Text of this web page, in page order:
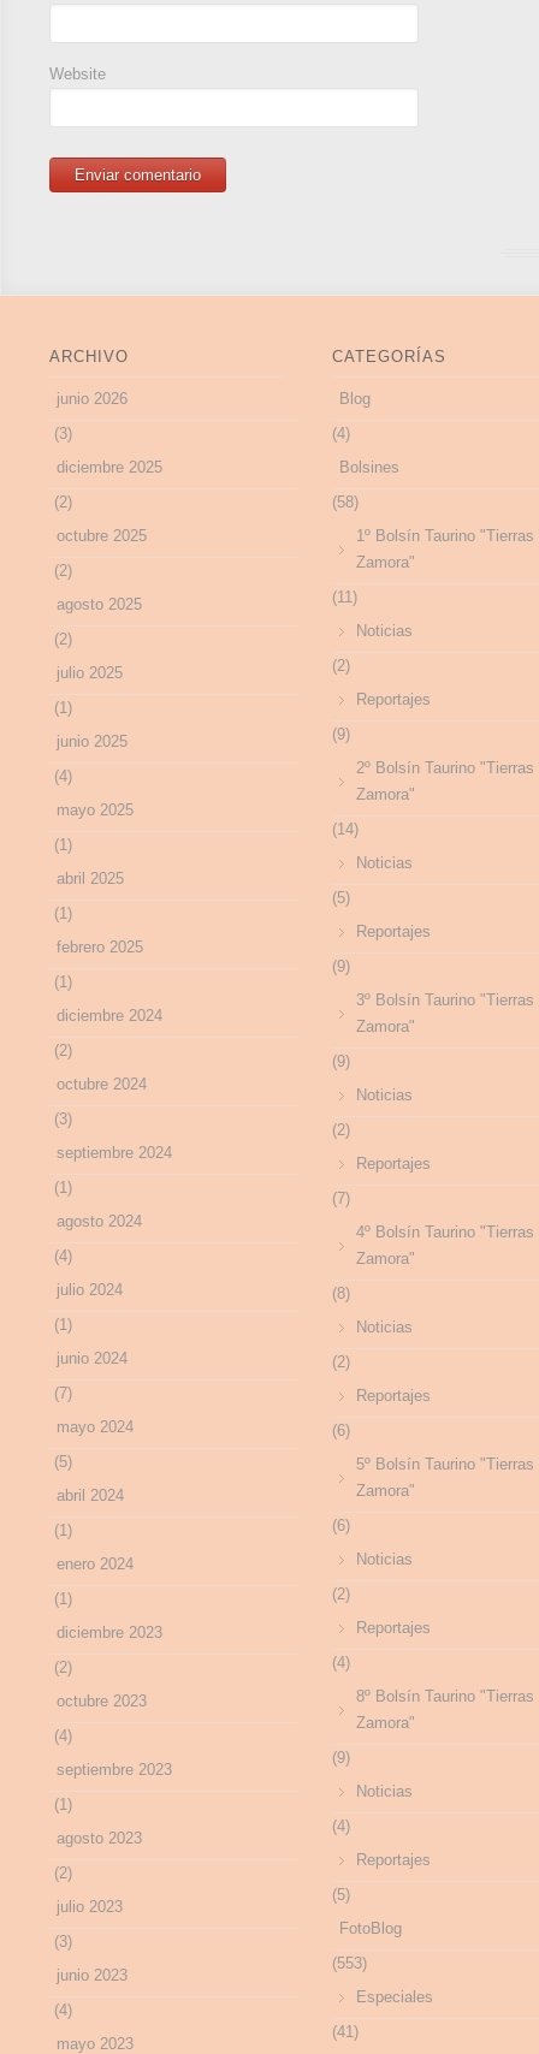
Website
ARCHIVO
junio 2026
(3)
diciembre 2025
(2)
octubre 2025
(2)
agosto 2025
(2)
julio 2025
(1)
junio 2025
(4)
mayo 2025
(1)
abril 2025
(1)
febrero 2025
(1)
diciembre 2024
(2)
octubre 2024
(3)
septiembre 2024
(1)
agosto 2024
(4)
julio 2024
(1)
junio 2024
(7)
mayo 2024
(5)
abril 2024
(1)
enero 2024
(1)
diciembre 2023
(2)
octubre 2023
(4)
septiembre 2023
(1)
agosto 2023
(2)
julio 2023
(3)
junio 2023
(4)
mayo 2023
CATEGORÍAS
Blog
(4)
Bolsines
(58)
1º Bolsín Taurino "Tierras
Zamora"
(11)
Noticias
(2)
Reportajes
(9)
2º Bolsín Taurino "Tierras
Zamora"
(14)
Noticias
(5)
Reportajes
(9)
3º Bolsín Taurino "Tierras
Zamora"
(9)
Noticias
(2)
Reportajes
(7)
4º Bolsín Taurino "Tierras
Zamora"
(8)
Noticias
(2)
Reportajes
(6)
5º Bolsín Taurino "Tierras
Zamora"
(6)
Noticias
(2)
Reportajes
(4)
8º Bolsín Taurino "Tierras
Zamora"
(9)
Noticias
(4)
Reportajes
(5)
FotoBlog
(553)
Especiales
(41)